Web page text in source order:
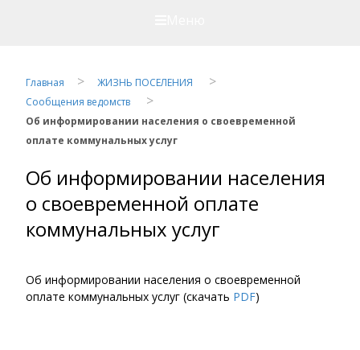
Главная
ЖИЗНЬ ПОСЕЛЕНИЯ
Сообщения ведомств
Об информировании населения о своевременной
оплате коммунальных услуг
Об информировании населения
о своевременной оплате
коммунальных услуг
Об информировании населения о своевременной
оплате коммунальных услуг (скачать PDF)